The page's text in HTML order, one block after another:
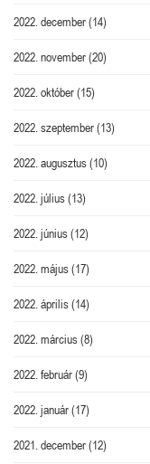
2022. december(14)
2022. november(20)
2022. október(15)
2022. szeptember(13)
2022. augusztus(10)
2022. július(13)
2022. június(12)
2022. május(17)
2022. április(14)
2022. március(8)
2022. február(9)
2022. január(17)
2021. december(12)